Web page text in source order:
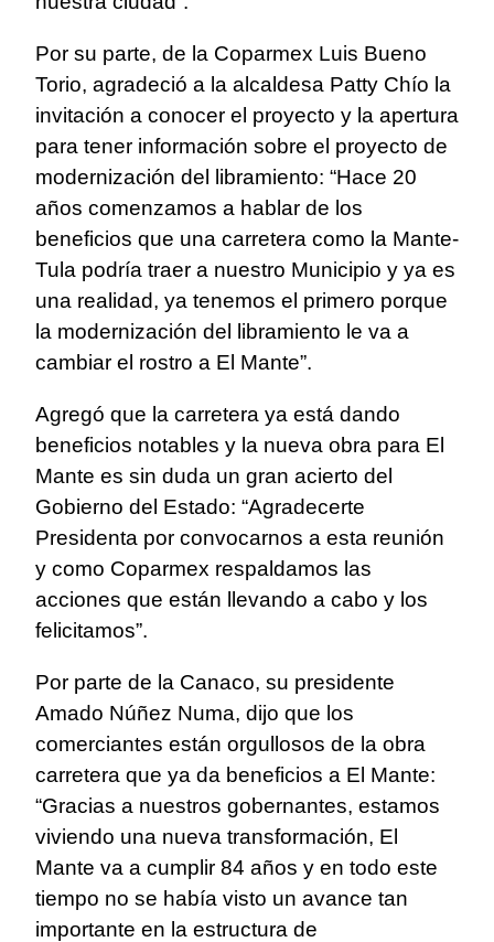
Por su parte, de la Coparmex Luis Bueno
Torio, agradeció a la alcaldesa Patty Chío la
invitación a conocer el proyecto y la apertura
para tener información sobre el proyecto de
modernización del libramiento: “Hace 20
años comenzamos a hablar de los
beneficios que una carretera como la Mante-
Tula podría traer a nuestro Municipio y ya es
una realidad, ya tenemos el primero porque
la modernización del libramiento le va a
cambiar el rostro a El Mante”.
Agregó que la carretera ya está dando
beneficios notables y la nueva obra para El
Mante es sin duda un gran acierto del
Gobierno del Estado: “Agradecerte
Presidenta por convocarnos a esta reunión
y como Coparmex respaldamos las
acciones que están llevando a cabo y los
felicitamos”.
Por parte de la Canaco, su presidente
Amado Núñez Numa, dijo que los
comerciantes están orgullosos de la obra
carretera que ya da beneficios a El Mante:
“Gracias a nuestros gobernantes, estamos
viviendo una nueva transformación, El
Mante va a cumplir 84 años y en todo este
tiempo no se había visto un avance tan
importante en la estructura de